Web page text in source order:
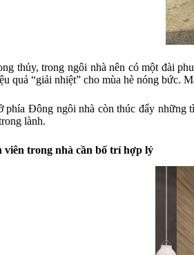
thủy, trong ngôi nhà nên có một đài
quả “giải nhiệt” cho mùa hè nóng bức.
phía Đông ngôi nhà còn thúc đẩy những
lành.
viên trong nhà cần bố trí hợp lý